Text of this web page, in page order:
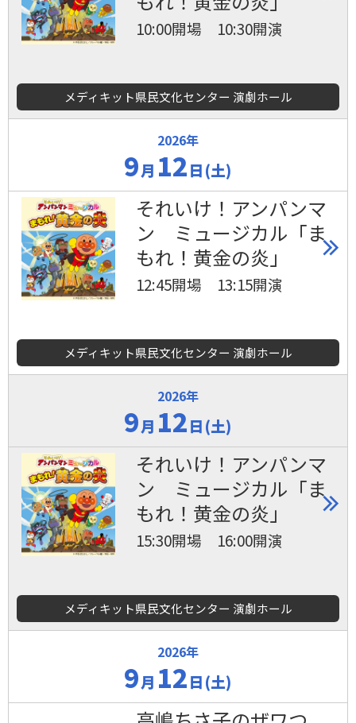
10:00開場 10:30開演
メディキット県民文化センター 演劇ホール
2026年
9月 12日(土)
それいけ！アンパンマ
ン ミュージカル「ま
もれ！黄金の炎」
12:45開場 13:15開演
メディキット県民文化センター 演劇ホール
2026年
9月 12日(土)
それいけ！アンパンマ
ン ミュージカル「ま
もれ！黄金の炎」
15:30開場 16:00開演
メディキット県民文化センター 演劇ホール
2026年
9月 12日(土)